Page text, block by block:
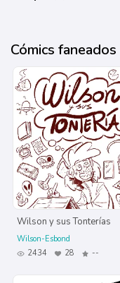
Cómics faneados
Wilson y sus Tonterías
Wilson-Esbond
2434
28 --